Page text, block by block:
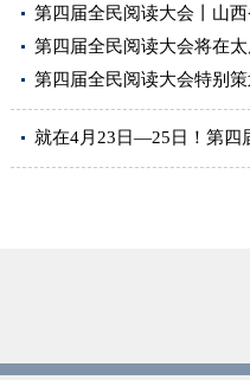
第四届全民阅读大会丨山
第四届全民阅读大会将在
第四届全民阅读大会特别策
就在4月23日—25日！第四